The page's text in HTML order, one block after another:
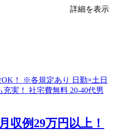
詳細を表示
収例29万円以上！